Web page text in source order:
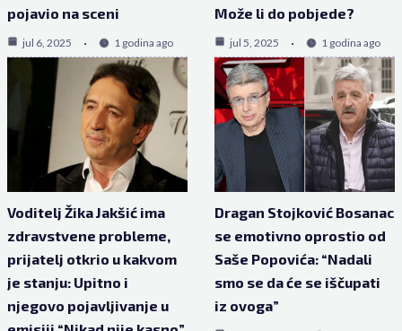
pojavio na sceni
jul 6, 2025 1 godina ago
Može li do pobjede?
jul 5, 2025 1 godina ago
Voditelj Žika Jakšić ima
zdravstvene probleme,
prijatelj otkrio u kakvom
je stanju: Upitno i
njegovo pojavljivanje u
Dragan Stojković Bosanac
se emotivno oprostio od
Saše Popovića: “Nadali
smo se da će se iščupati
iz ovoga”